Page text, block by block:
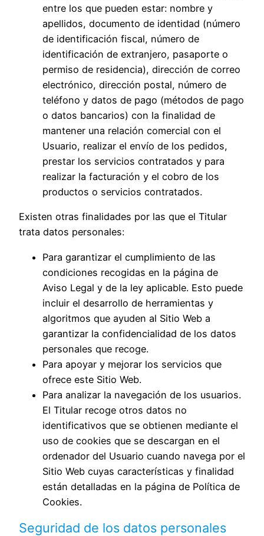
entre los que pueden estar: nombre y
apellidos, documento de identidad (número
de identificación fiscal, número de
identificación de extranjero, pasaporte o
permiso de residencia), dirección de correo
electrónico, dirección postal, número de
teléfono y datos de pago (métodos de pago
o datos bancarios) con la finalidad de
mantener una relación comercial con el
Usuario, realizar el envío de los pedidos,
prestar los servicios contratados y para
realizar la facturación y el cobro de los
productos o servicios contratados.
Existen otras finalidades por las que el Titular
trata datos personales:
Para garantizar el cumplimiento de las
condiciones recogidas en la página de
Aviso Legal y de la ley aplicable. Esto puede
incluir el desarrollo de herramientas y
algoritmos que ayuden al Sitio Web a
garantizar la confidencialidad de los datos
personales que recoge.
Para apoyar y mejorar los servicios que
ofrece este Sitio Web.
Para analizar la navegación de los usuarios.
El Titular recoge otros datos no
identificativos que se obtienen mediante el
uso de cookies que se descargan en el
ordenador del Usuario cuando navega por el
Sitio Web cuyas características y finalidad
están detalladas en la página de Política de
Cookies.
Seguridad de los datos personales